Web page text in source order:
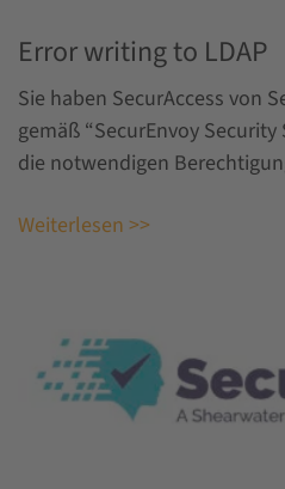
Error writing to LDAP
Sie haben SecurAccess von
gemäß “SecurEnvoy
die notwendigen
Weiterlesen >>